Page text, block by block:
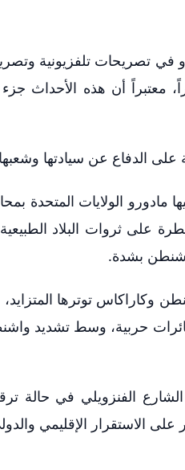
في تصريحات تلفزيونية
معتبراً أن هذه الأحداث
الدفاع عن سيادتها
الولايات المتحدة
على ثروات البلاد
بشدة.
وكاراكاس توترها
حربية، وسط تشديد
الفنزويلي في حالة
الإقليمي والدولي